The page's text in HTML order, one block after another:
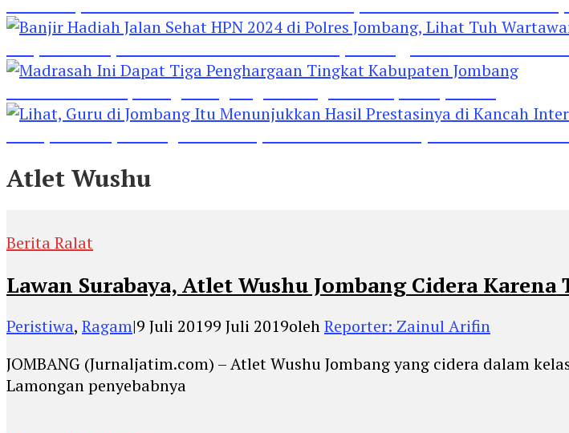
Atlet Wushu
Berita Ralat
Lawan Surabaya, Atlet Wushu Jombang Cidera Karena
Peristiwa, Ragam|9 Juli 20199 Juli 2019olehReporter: Zainul Arifin
JOMBANG (Jurnaljatim.com) – Atlet Wushu Jombang yang cidera dalam
Lamongan penyebabnya